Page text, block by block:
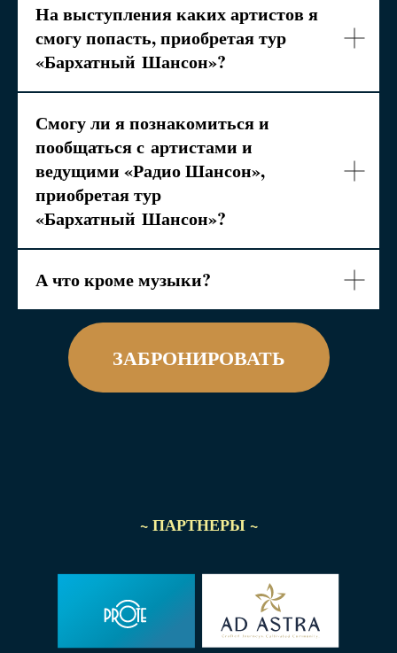
На выступления каких артистов я
смогу попасть, приобретая тур
«Бархатный Шансон»?
Смогу ли я познакомиться и
пообщаться с артистами и
ведущими «Радио Шансон»,
приобретая тур
«Бархатный Шансон»?
А что кроме музыки?
ЗАБРОНИРОВАТЬ
~ ПАРТНЕРЫ ~